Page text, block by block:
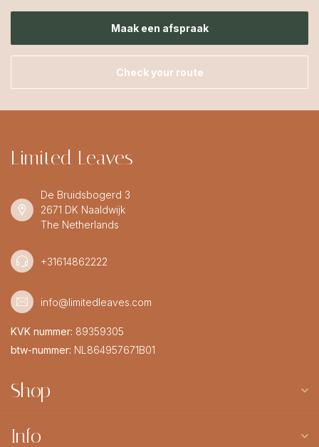
Maak een afspraak
Check your route
Limited Leaves
De Bruidsbogerd 3
2671 DK Naaldwijk
The Netherlands
+31614862222
info@limitedleaves.com
KVK nummer: 89359305
btw-nummer: NL864957671B01
Shop
Info